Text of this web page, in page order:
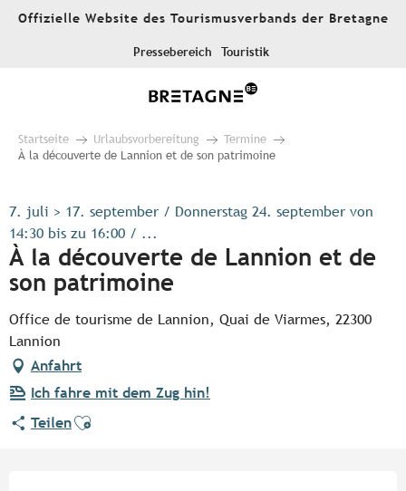
AllerOffizielle Website des Tourismusverbands der Bretagne
Pressebereich Touristik
Startseite Urlaubsvorbereitung
Termine
À la découverte de Lannion et de son patrimoine
7. juli > 17. september / Donnerstag 24. september von
14:30 bis zu 16:00 / ...
À la découverte de Lannion et de
son patrimoine
Office de tourisme de Lannion, Quai de Viarmes, 22300
Lannion
Anfahrt
Ich fahre mit dem Zug hin!
TeilenAjouter aux favoris